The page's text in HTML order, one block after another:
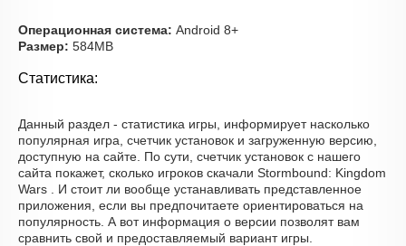
Операционная система: Android 8+
Размер: 584MB
Статистика:
Данный раздел - статистика игры, информирует насколько
популярная игра, счетчик установок и загруженную версию,
доступную на сайте. По сути, счетчик установок с нашего
сайта покажет, сколько игроков скачали Stormbound: Kingdom
Wars . И стоит ли вообще устанавливать представленное
приложения, если вы предпочитаете ориентироваться на
популярность. А вот информация о версии позволят вам
сравнить свой и предоставляемый вариант игры.